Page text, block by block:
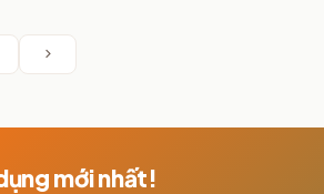
chevron_right
mới nhất!